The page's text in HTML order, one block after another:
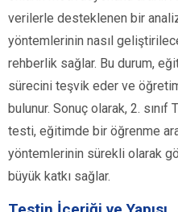
verilerle desteklenen bir
yöntemlerinin nasıl
rehberlik sağlar. Bu durum,
sürecini teşvik eder ve
bulunur. Sonuç olarak, 2.
testi, eğitimde bir öğrenme
yöntemlerinin sürekli olarak
büyük katkı sağlar.